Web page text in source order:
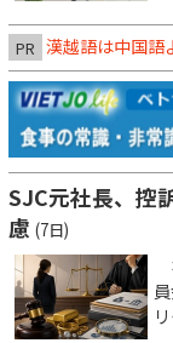
PR 漢越語は中国語
SJC元社長、控
慮 (7日)